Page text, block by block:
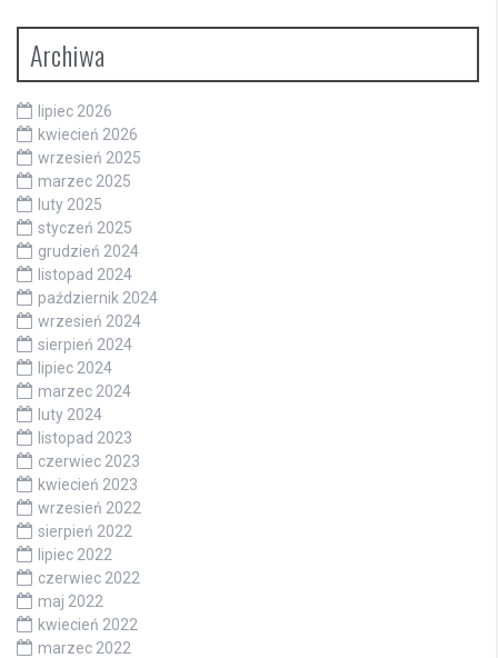
Archiwa
lipiec 2026
kwiecień 2026
wrzesień 2025
marzec 2025
luty 2025
styczeń 2025
grudzień 2024
listopad 2024
październik 2024
wrzesień 2024
sierpień 2024
lipiec 2024
marzec 2024
luty 2024
listopad 2023
czerwiec 2023
kwiecień 2023
wrzesień 2022
sierpień 2022
lipiec 2022
czerwiec 2022
maj 2022
kwiecień 2022
marzec 2022